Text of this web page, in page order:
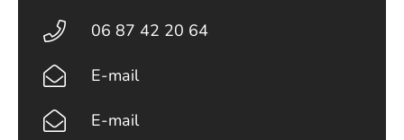
06 87 42 20 64
E-mail
E-mail